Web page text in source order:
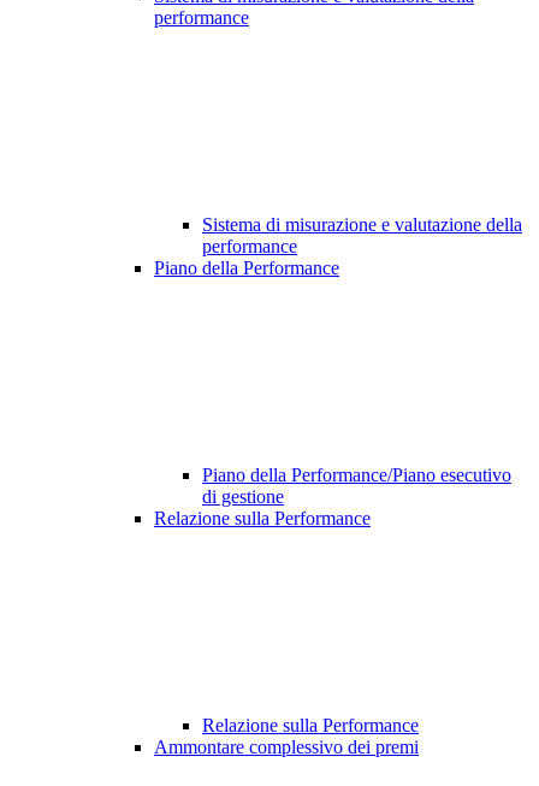
performance
Sistema di misurazione e valutazione della
performance
Piano della Performance
Piano della Performance/Piano esecutivo
di gestione
Relazione sulla Performance
Relazione sulla Performance
Ammontare complessivo dei premi